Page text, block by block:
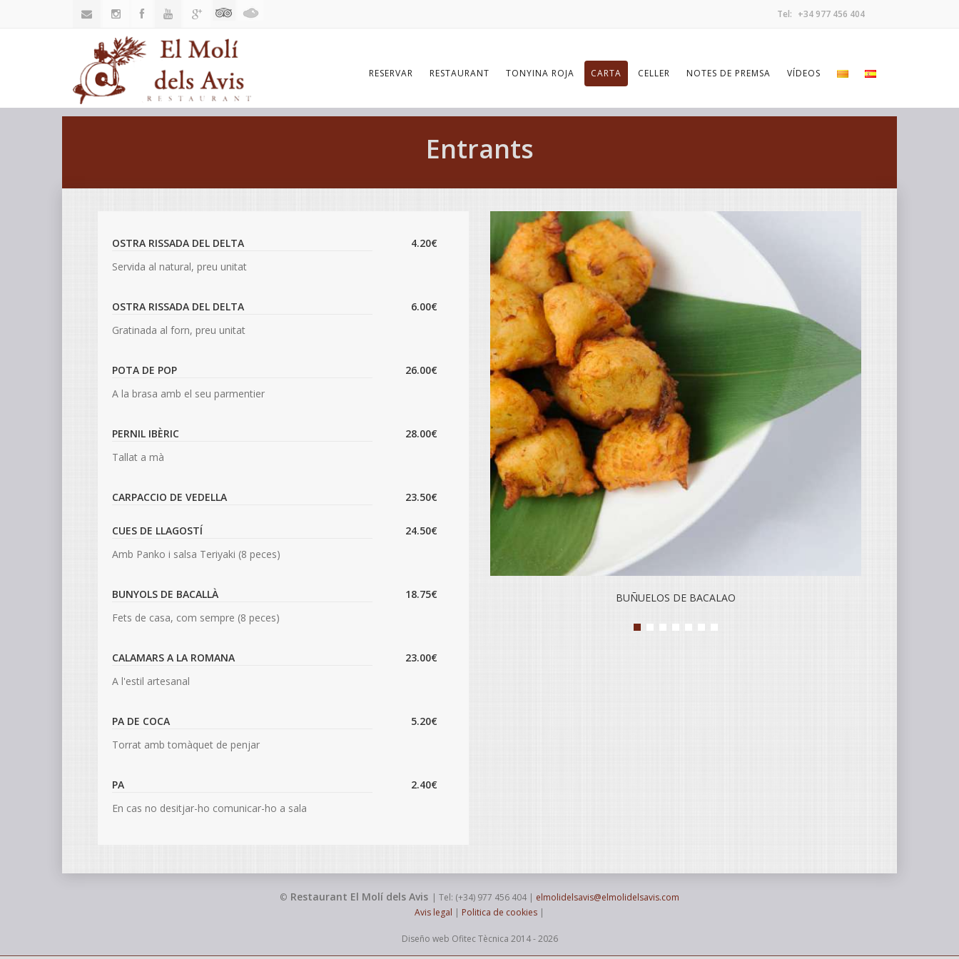
Tel: +34 977 456 404
RESERVAR RESTAURANT TONYINA ROJA CARTA CELLER NOTES DE PREMSA VÍDEOS
Entrants
OSTRA RISSADA DEL DELTA
4.20€
Servida al natural, preu unitat
OSTRA RISSADA DEL DELTA
6.00€
Gratinada al forn, preu unitat
POTA DE POP
26.00€
A la brasa amb el seu parmentier
PERNIL IBÈRIC
28.00€
Tallat a mà
CARPACCIO DE VEDELLA 23.50€
CUES DE LLAGOSTÍ
24.50€
Amb Panko i salsa Teriyaki (8 peces)
BUNYOLS DE BACALLÀ
18.75€
Fets de casa, com sempre (8 peces)
CALAMARS A LA ROMANA
23.00€
A l'estil artesanal
PA DE COCA
5.20€
Torrat amb tomàquet de penjar
PA
2.40€
En cas no desitjar-ho comunicar-ho a sala
BUÑUELOS DE BACALAO
© Restaurant El Molí dels Avis | Tel: (+34) 977 456 404 | elmolidelsavis@elmolidelsavis.com
Avis legal | Politica de cookies |
Diseño web Ofitec Tècnica 2014 - 2026